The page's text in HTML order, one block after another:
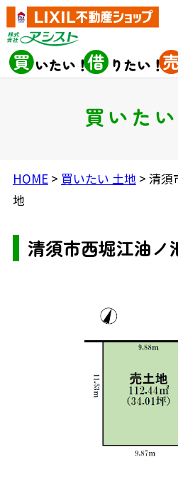
買いた
HOME> 買いたい 土地 > 清
地
清須市西堀江油